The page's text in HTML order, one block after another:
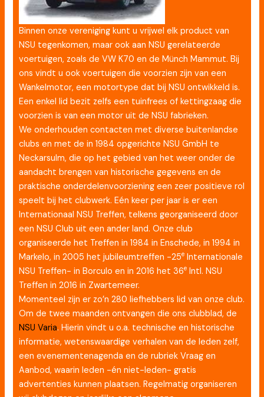
Binnen onze vereniging kunt u vrijwel elk product van
NSU tegenkomen, maar ook aan NSU gerelateerde
voertuigen, zoals de VW K70 en de Münch Mammut. Bij
ons vindt u ook voertuigen die voorzien zijn van een
Wankelmotor, een motortype dat bij NSU ontwikkeld is.
Een enkel lid bezit zelfs een tuinfrees of kettingzaag die
voorzien is van een motor uit de NSU fabrieken.
We onderhouden contacten met diverse buitenlandse
clubs en met de in 1984 opgerichte NSU GmbH te
Neckarsulm, die op het gebied van het weer onder de
aandacht brengen van historische gegevens en de
praktische onderdelenvoorziening een zeer positieve rol
speelt bij het clubwerk. Eén keer per jaar is er een
Internationaal NSU Treffen, telkens georganiseerd door
een NSU Club uit een ander land. Onze club
organiseerde het Treffen in 1984 in Enschede, in 1994 in
Markelo, in 2005 het jubileumtreffen -25e Internationale
NSU Treffen- in Borculo en in 2016 het 36e Intl. NSU
Treffen in 2016 in Zwartemeer.
Momenteel zijn er zo’n 280 liefhebbers lid van onze club.
Om de twee maanden ontvangen die ons clubblad, de
NSU Varia. Hierin vindt u o.a. technische en historische
informatie, wetens­waardige verhalen van de leden zelf,
een evenementenagenda en de rubriek Vraag en
Aanbod, waarin leden -én niet-leden- gratis
advertenties kunnen plaatsen. Regelmatig organiseren